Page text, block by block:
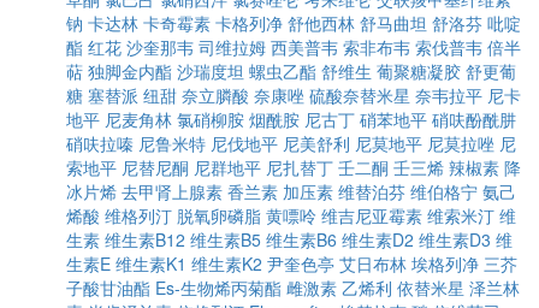
钠 卡达林 卡奇霉素 卡格列净 舒他西林 舒马曲坦 舒洛芬 吡啶
酯 红花 沙奎那韦 司维拉姆 西美普韦 索非布韦 索伐普韦 倍半
萜 独脚金内酯 沙瑞度坦 螺虫乙酯 舒维生 葡聚糖凝胶 舒更葡
糖 塞替派 纽甜 奈立膦酸 奈康唑 硫酸奈替米星 奈韦拉平 尼卡
地平 尼麦角林 氯硝柳胺 烟酰胺 尼古丁 硝苯地平 硝呋酚酰肼
硝呋拉嗪 尼鲁米特 尼伐地平 尼美舒利 尼莫地平 尼莫拉唑 尼
索地平 尼替尼酮 尼群地平 尼扎替丁 壬二酮 壬三烯 辣椒素 降
冰片烯 去甲肾上腺素 香兰素 加压素 维替泊芬 维伯格宁 氨己
烯酸 维格列汀 脱氧卵磷脂 黄嘌呤 维吉尼亚霉素 维索米汀 维
生素 维生素B12 维生素B5 维生素B6 维生素D2 维生素D3 维
生素E 维生素K1 维生素K2 尹奎色亭 艾日布林 埃格列净 三芥
子酸甘油酯 Es-生物烯丙菊酯 雌激素 乙烯利 依替米星 泽兰林